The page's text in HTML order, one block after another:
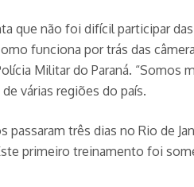
que não foi difícil participar
funciona por trás das
Militar do Paraná.
várias regiões do país.
três dias no Rio de
primeiro treinamento foi